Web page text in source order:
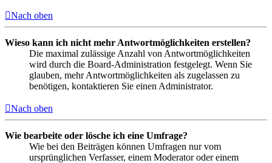
Nach oben
Wieso kann ich nicht mehr Antwortmöglichkeiten erstellen?
Die maximal zulässige Anzahl von Antwortmöglichkeiten
wird durch die Board-Administration festgelegt. Wenn Sie
glauben, mehr Antwortmöglichkeiten als zugelassen zu
benötigen, kontaktieren Sie einen Administrator.
Nach oben
Wie bearbeite oder lösche ich eine Umfrage?
Wie bei den Beiträgen können Umfragen nur vom
ursprünglichen Verfasser, einem Moderator oder einem